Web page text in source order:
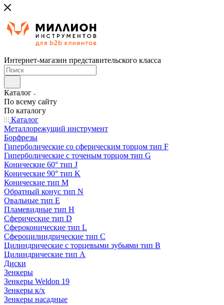
Интернет-магазин представительского класса
Каталог
По всему сайту
По каталогу
Каталог
Металлорежущий инструмент
Борфрезы
Гиперболические cо сферическим торцом тип F
Гиперболические с точеным торцом тип G
Конические 60° тип J
Конические 90° тип K
Конические тип M
Обратный конус тип N
Овальные тип E
Пламевидные тип H
Сферические тип D
Сфероконические тип L
Сфероцилиндрические тип C
Цилиндрические с торцевыми зубьями тип B
Цилиндрические тип А
Диски
Зенкеры
Зенкеры Weldon 19
Зенкеры к/х
Зенкеры насадные